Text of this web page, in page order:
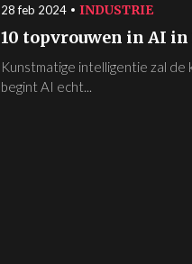
28 feb 2024 INDUSTRIE
10 topvrouwen in AI in
Kunstmatige intelligentie zal
begint AI echt...